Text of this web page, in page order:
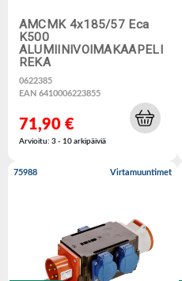
AMCMK 4x185/57 Eca
K500
ALUMIINIVOIMAKAAPELI
REKA
0622385
EAN 6410006223855
71,90 €
Arvioitu: 3 - 10 arkipäiviä
75988 Virtamuuntimet